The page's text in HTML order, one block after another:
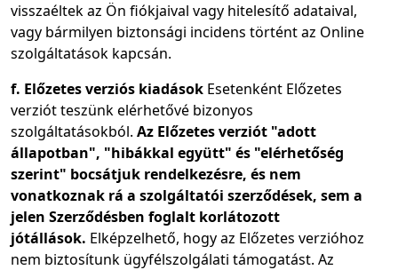
visszaéltek az Ön fiókjaival vagy hitelesítő adataival,
vagy bármilyen biztonsági incidens történt az Online
szolgáltatások kapcsán.
f. Előzetes verziós kiadások Esetenként Előzetes
verziót teszünk elérhetővé bizonyos
szolgáltatásokból. Az Előzetes verziót "adott
állapotban", "hibákkal együtt" és "elérhetőség
szerint" bocsátjuk rendelkezésre, és nem
vonatkoznak rá a szolgáltatói szerződések, sem a
jelen Szerződésben foglalt korlátozott
jótállások. Elképzelhető, hogy az Előzetes verzióhoz
nem biztosítunk ügyfélszolgálati támogatást. Az